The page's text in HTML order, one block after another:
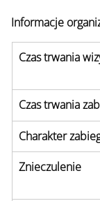
Informacje
Czas trwania
Czas trwania
Charakter
Znieczulenie